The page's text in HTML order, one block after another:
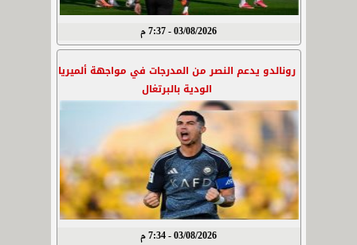
03/08/2026 - 7:37 م
رونالدو يدعم النصر من المدرجات في مواجهة ألميريا
الودية بالبرتغال
03/08/2026 - 7:34 م